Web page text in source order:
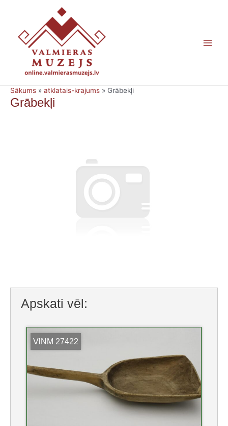
Sākums » atklatais-krajums » Grābekļi
Grābekļi
Apskati vēl:
VlNM 27422